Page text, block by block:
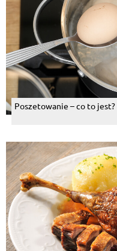
Poszetowanie – co to jest?